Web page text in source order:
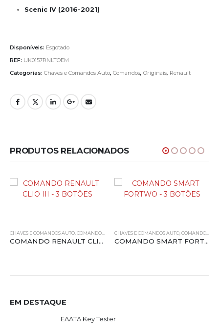
Scenic IV (2016-2021)
Disponíveis: Esgotado
REF: UK0157RNLTOEM
Categorias: Chaves e Comandos Auto, Comandos, Originais, Renault
PRODUTOS RELACIONADOS
CHAVES E COMANDOS AUTO COMANDOS ORIGINAIS,RENAULT
COMANDO RENAULT CLIO III – 3 BOTÕES
CHAVES E COMANDOS AUTO COMANDOS
COMANDO SMART FORTWO – 3 BOTÕES
EM DESTAQUE
EAATA Key Tester